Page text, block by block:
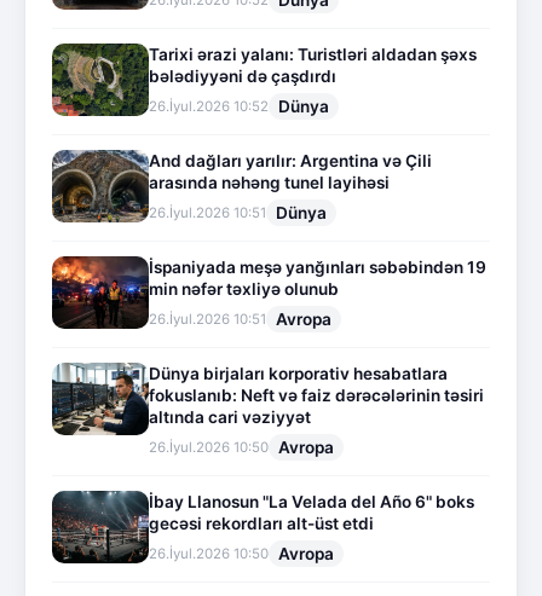
Tarixi ərazi yalanı: Turistləri aldadan şəxs
bələdiyyəni də çaşdırdı
26.İyul.2026 10:52 Dünya
And dağları yarılır: Argentina və Çili
arasında nəhəng tunel layihəsi
26.İyul.2026 10:51 Dünya
İspaniyada meşə yanğınları səbəbindən 19
min nəfər təxliyə olunub
26.İyul.2026 10:51 Avropa
Dünya birjaları korporativ hesabatlara
fokuslanıb: Neft və faiz dərəcələrinin təsiri
altında cari vəziyyət
26.İyul.2026 10:50 Avropa
İbay Llanosun "La Velada del Año 6" boks
gecəsi rekordları alt-üst etdi
26.İyul.2026 10:50 Avropa